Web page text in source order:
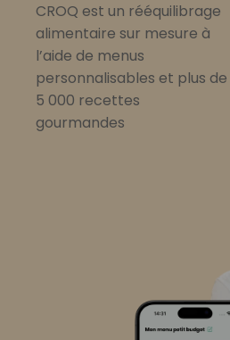
CROQ est un rééquilibrage
alimentaire sur mesure à
l’aide de menus
personnalisables et plus de
5 000 recettes
gourmandes